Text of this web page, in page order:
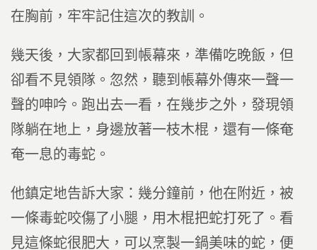
在胸前，牢牢記住這次的教訓。
幾天後，大家都回到帳幕來，準備吃晚飯，但
卻看不見領隊。忽然，聽到帳幕外傳來一聲一
聲的呻吟。跑出去一看，在幾步之外，發現領
隊躺在地上，身邊放著一枝木棍，還有一條奄
奄一息的毒蛇。
他鎮定地告訴大家：幾分鐘前，他在附近，被
一條毒蛇咬傷了小腿，用木棍把蛇打死了。看
見這條蛇很肥大，可以烹製一鍋美味的蛇，便